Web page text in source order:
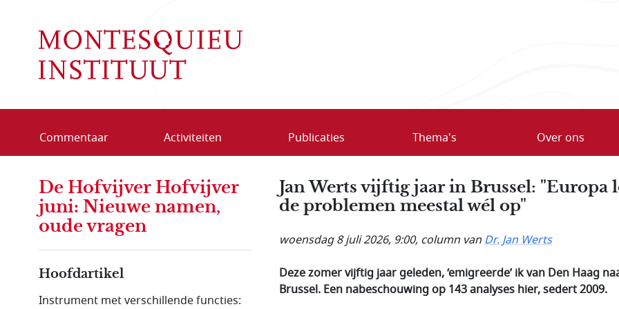
Commentaar Activiteiten Publicaties Thema's Over ons
Jan Werts vijftig jaar in Brussel: "Europa
de problemen meestal wél op"
woensdag 8 juli 2026, 9:00, column vanDr. Jan Werts
Deze zomer vijftig jaar geleden, ‘emigreerde’ ik van Den Haag
Brussel. Een nabeschouwing op 143 analyses hier, sedert 2009.
De Hofvijver Hofvijver
juni: Nieuwe namen,
oude vragen
Hoofdartikel
Instrument met verschillende functies: